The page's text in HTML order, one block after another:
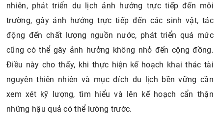
nhiên, phát triển du lịch ảnh hưởng trực tiếp đến môi
trường, gây ảnh hưởng trực tiếp đến các sinh vật, tác
động đến chất lượng nguồn nước, phát triển quá mức
cũng có thể gây ảnh hưởng không nhỏ đến cộng đồng.
Điều này cho thấy, khi thực hiện kế hoạch khai thác tài
nguyên thiên nhiên và mục đích du lịch bền vững cần
xem xét kỹ lượng, tìm hiểu và lên kế hoạch cẩn thận
những hậu quả có thể lường trước.